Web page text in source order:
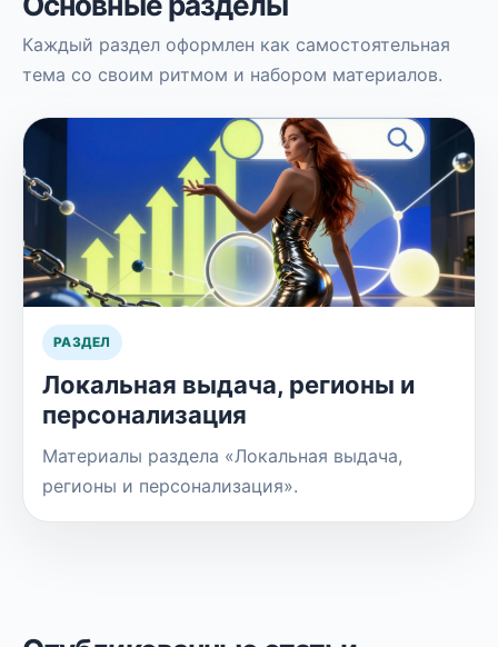
Каждый раздел оформлен как самостоятельная
тема со своим ритмом и набором материалов.
РАЗДЕЛ
Локальная выдача, регионы и
персонализация
Материалы раздела «Локальная выдача,
регионы и персонализация».